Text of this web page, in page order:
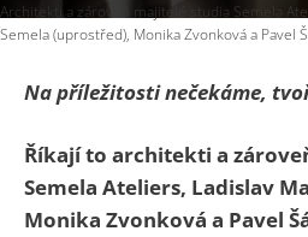
Architekti a zároveň majitelé studia Semela
Semela (uprostřed), Monika Zvonková a Pavel
Na příležitosti nečekáme,
Říkají to architekti a
Semela Ateliers, Ladislav
Monika Zvonková a Pavel